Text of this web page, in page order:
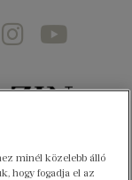
minél közelebb álló
hogy fogadja el az